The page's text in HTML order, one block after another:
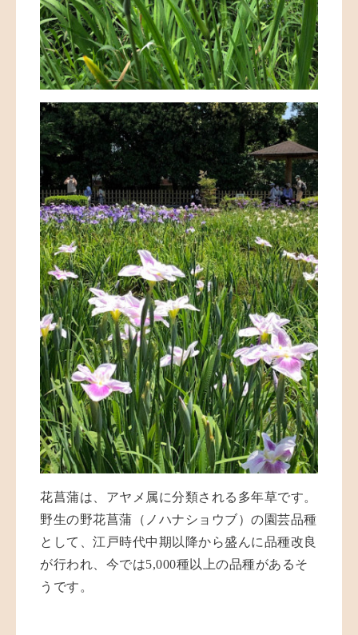
花菖蒲は、アヤメ属に分類される多年草です。
野生の野花菖蒲（ノハナショウブ）の園芸品種
として、江戸時代中期以降から盛んに品種改良
が行われ、今では5,000種以上の品種があるそ
うです。